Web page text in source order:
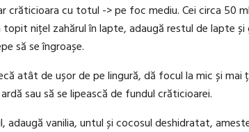
cu totul -> pe foc mediu. Cei circa 50
nițel zahărul în lapte, adaugă restul de lapte
să se îngroașe.
atât de ușor de pe lingură, dă focul la mic și
sau să se lipească de fundul crăticioarei.
vanilia, untul și cocosul deshidratat,